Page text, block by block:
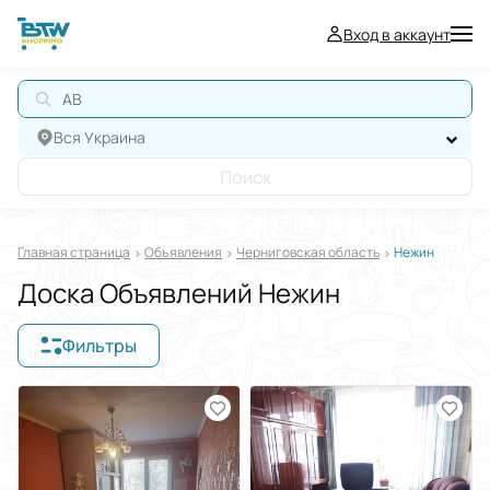
Вход в аккаунт
АВТО
Вся Украина
Поиск
Главная страница Oбъявления Черниговская область Нежин
Доска Объявлений Нежин
Фильтры
Отображать в $€₴
Отсортировать по